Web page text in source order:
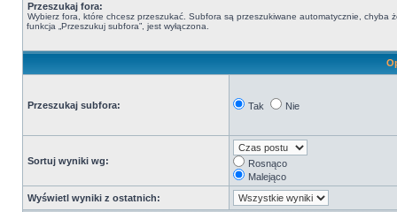
Przeszukaj fora:
Wybierz fora, które chcesz przeszukać. Subfora są przeszukiwane automatycznie, chyba
funkcja „Przeszukuj subfora”, jest wyłączona.
Przeszukaj subfora: Tak Nie
Sortuj wyniki wg:
Rosnąco
Malejąco
Wyświetl wyniki z ostatnich: